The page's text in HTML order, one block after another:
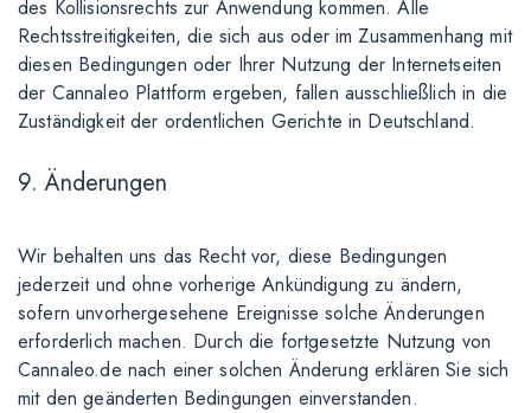
des Kollisionsrechts zur Anwendung kommen. Alle
Rechtsstreitigkeiten, die sich aus oder im Zusammenhang mit
diesen Bedingungen oder Ihrer Nutzung der Internetseiten
der Cannaleo Plattform ergeben, fallen ausschließlich in die
Zuständigkeit der ordentlichen Gerichte in Deutschland.
9. Änderungen
Wir behalten uns das Recht vor, diese Bedingungen
jederzeit und ohne vorherige Ankündigung zu ändern,
sofern unvorhergesehene Ereignisse solche Änderungen
erforderlich machen. Durch die fortgesetzte Nutzung von
Cannaleo.de nach einer solchen Änderung erklären Sie sich
mit den geänderten Bedingungen einverstanden.